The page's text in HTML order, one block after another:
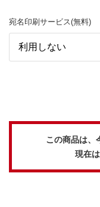
宛名印刷サービス(無料)
この商品は、
現在